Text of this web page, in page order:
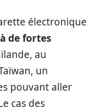
électronique
de fortes
au
un
pouvant aller
cas des